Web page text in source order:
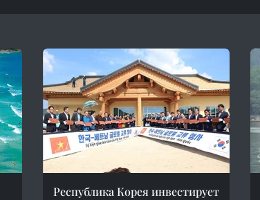
Республика Корея инвестирует